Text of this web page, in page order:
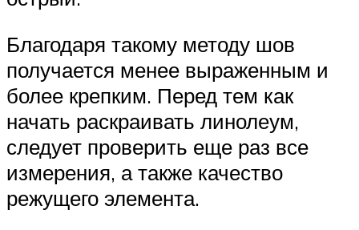
Благодаря такому методу шов
получается менее выраженным и
более крепким. Перед тем как
начать раскраивать линолеум,
следует проверить еще раз все
измерения, а также качество
режущего элемента.